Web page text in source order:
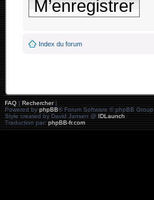
M’enregistrer
Index du forum
FAQ|Rechercher|
Powered byphpBB® Forum Software © phpBB Group
Style created by David Jansen @IDLaunch
Traduction par:phpBB-fr.com